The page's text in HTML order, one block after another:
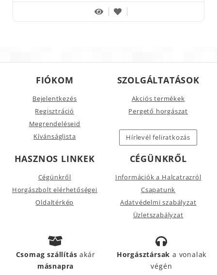
FIÓKOM
Bejelentkezés
Regisztráció
Megrendeléseid
Kívánságlista
SZOLGÁLTATÁSOK
Akciós termékek
Pergető horgászat
Hírlevél feliratkozás
HASZNOS LINKEK
Cégünkről
Horgászbolt elérhetőségei
Oldaltérkép
CÉGÜNKRŐL
Információk a Halcatrazról
Csapatunk
Adatvédelmi szabályzat
Üzletszabályzat
Csomag szállításakár
másnapra
Horgásztársak a vonalak
végén